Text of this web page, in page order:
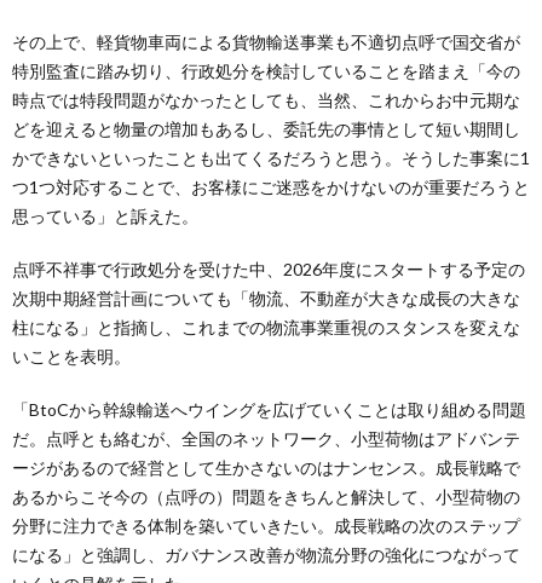
その上で、軽貨物車両による貨物輸送事業も不適切点呼で国交省が
特別監査に踏み切り、行政処分を検討していることを踏まえ「今の
時点では特段問題がなかったとしても、当然、これからお中元期な
どを迎えると物量の増加もあるし、委託先の事情として短い期間し
かできないといったことも出てくるだろうと思う。そうした事案に1
つ1つ対応することで、お客様にご迷惑をかけないのが重要だろうと
思っている」と訴えた。
点呼不祥事で行政処分を受けた中、2026年度にスタートする予定の
次期中期経営計画についても「物流、不動産が大きな成長の大きな
柱になる」と指摘し、これまでの物流事業重視のスタンスを変えな
いことを表明。
「BtoCから幹線輸送へウイングを広げていくことは取り組める問題
だ。点呼とも絡むが、全国のネットワーク、小型荷物はアドバンテ
ージがあるので経営として生かさないのはナンセンス。成長戦略で
あるからこそ今の（点呼の）問題をきちんと解決して、小型荷物の
分野に注力できる体制を築いていきたい。成長戦略の次のステップ
になる」と強調し、ガバナンス改善が物流分野の強化につながって